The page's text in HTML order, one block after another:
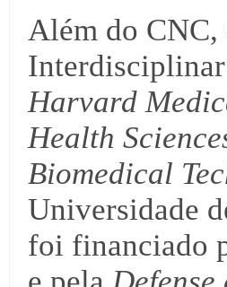
Além do CNC,
Harvard
Health
Biomedical
Universidade
foi financiado